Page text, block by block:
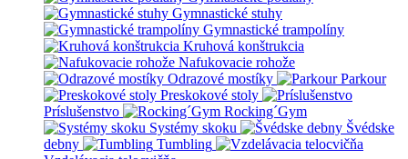
Gymnastické stuhy
Gymnastické trampolíny
Kruhová konštrukcia
Nafukovacie rohože
Odrazové mostíky
Parkour
Preskokové stoly
Príslušenstvo
Rocking´Gym
Systémy skoku
Švédske
debny
Tumbling